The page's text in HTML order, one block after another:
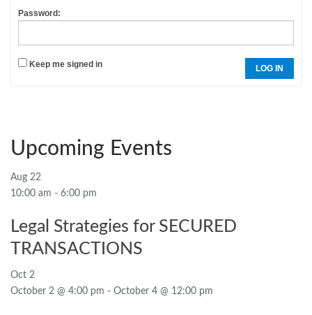
Password:
Keep me signed in LOG IN
Upcoming Events
Aug 22
10:00 am - 6:00 pm
Legal Strategies for SECURED
TRANSACTIONS
Oct 2
October 2 @ 4:00 pm - October 4 @ 12:00 pm